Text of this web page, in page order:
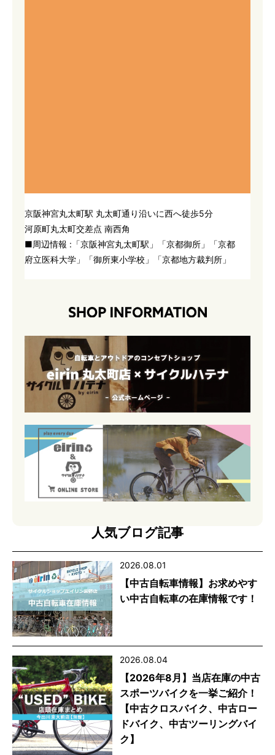
京阪神宮丸太町駅 丸太町通り沿いに西へ徒歩5分
河原町丸太町交差点 南西角
■周辺情報 :「京阪神宮丸太町駅」「京都御所」「京都
府立医科大学」「御所東小学校」「京都地方裁判所」
人気ブログ記事
2026.08.01
【中古自転車情報】お求めやす
い中古自転車の在庫情報です！
2026.08.04
【2026年8月】当店在庫の中古
スポーツバイクを一挙ご紹介！
【中古クロスバイク、中古ロー
ドバイク、中古ツーリングバイ
ク】